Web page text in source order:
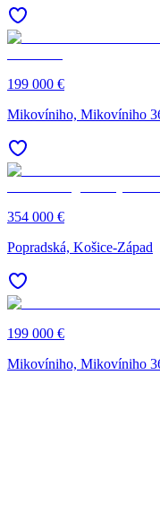
199 000 €
Mikovíniho, Mikovíniho
354 000 €
Popradská, Košice-Západ
199 000 €
Mikovíniho, Mikovíniho